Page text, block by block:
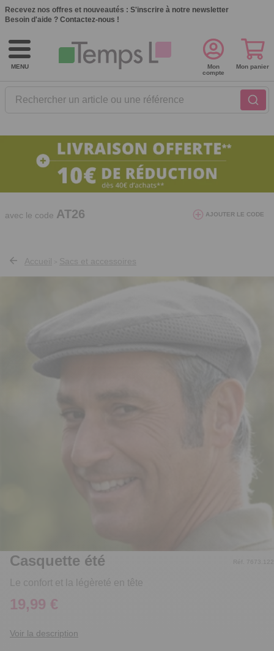
Recevez nos offres et nouveautés : S'inscrire à notre newsletter
Besoin d'aide ? Contactez-nous !
MENU
Rechercher un article ou une référence
Mon
compte
Mon panier
10€ de réduction dès 40€ d'achat. Offre
valable du 03/08/2026 au 12/08/2026.
avec le code AT26 AJOUTER LE CODE
Accueil Sacs et accessoires
Casquette été
Le confort et la légèreté en tête
Réf. 7673.122
19,99 €
Voir la description